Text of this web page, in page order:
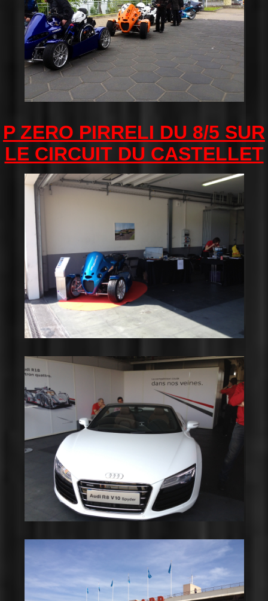
P ZERO PIRRELI DU 8/5 SUR
LE CIRCUIT DU CASTELLET